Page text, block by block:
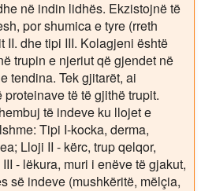
në indin lidhës. Ekzistojnë të
por shumica e tyre (rreth
II. dhe tipi III. Kolagjeni është
trupin e njeriut që gjendet në
tendina. Tek gjitarët, ai
të të gjithë trupit.
të indeve ku llojet e
Tipi I-kocka, derma,
Lloji II - kërc, trup qelqor,
- lëkura, muri i enëve të gjakut,
së indeve (mushkëritë, mëlçia,